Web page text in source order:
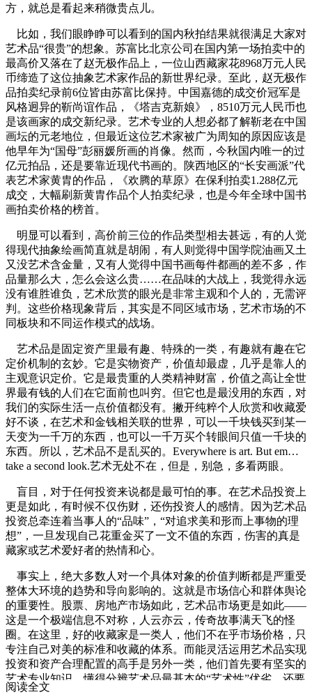
方，就总是看起来稍微贵点儿。
比如，我们眼睁睁可以看到的国内秋拍结果就很满足大家对
艺术品“很贵”的想象。苏富比北京公司在国内第一场拍卖中的
最高价又落在了赵无极作品上，一位山西藏家花8968万元人民
币缔造了这位抽象艺术家作品的新世界纪录。至此，赵无极作
品拍卖纪录前6位皆由苏富比保持。中国嘉德的成交价冠军是
风格迥异的靳尚谊作品，《塔吉克新娘》，8510万元人民币也
是该画家的成交新纪录。艺术专业的人想必都了解靳老在中国
画坛的元老地位，但最近这位艺术家被广为周知的原因应该是
他早年为“国母”彭丽媛所画的肖像。然而，今秋国内唯一的过
亿元拍品，还是要靠近现代书画的。陕西地区的“长安画派”代
表艺术家黄胄的作品，《欢腾的草原》在保利拍卖1.288亿元
成交，大幅刷新黄胄作品个人拍卖纪录，也是今年全球中国书
画拍卖价格的榜首。
明显可以看到，高价前三位的作品类型相去甚远，有的人觉
得现代抽象绘画简直就是胡闹，有人则觉得中国学院油画又土
又没艺术含金量，又有人觉得中国书画每件都画的差不多，作
品量那么大，怎么会这么贵……在品味的大战上，我觉得永远
没有谁胜谁负，艺术欣赏的眼光是非常主观和个人的，无需评
判。这些价格现象背后，其实是不同区域市场，艺术市场的不
同板块和不同运作模式的战场。
艺术品是固定资产里最有趣、特殊的一类，有趣就有趣在它
定价机制的玄妙。它是实物资产，价值却最虚，几乎是靠人的
主观意识定价。它是最贵重的人类精神财富，价值之高让全世
界最有钱的人们在它面前也叫穷。但它也是最没用的东西，对
我们的实际生活一点价值都没有。撇开纯粹个人欣赏和收藏爱
好不谈，在艺术和金钱相关联的世界，可以一千块钱买到某一
天变为一千万的东西，也可以一千万买个转眼间只值一千块的
东西。所以，艺术品不是乱买的。Everywhere is art. But em…
take a second look.艺术无处不在，但是，别急，多看两眼。
盲目，对于任何投资来说都是最可怕的事。在艺术品投资上
更是如此，有时候不仅伤财，还伤投资人的感情。因为艺术品
投资总牵连着当事人的“品味”，“对追求美和形而上事物的理
想”，一旦发现自己花重金买了一文不值的东西，伤害的真是
藏家或艺术爱好者的热情和心。
事实上，绝大多数人对一个具体对象的价值判断都是严重受
整体大环境的趋势和导向影响的。这就是市场信心和群体舆论
的重要性。股票、房地产市场如此，艺术品市场更是如此——
这是一个极端信息不对称，人云亦云，传奇故事满天飞的怪
圈。在这里，好的收藏家是一类人，他们不在乎市场价格，只
专注自己对美的标准和收藏的体系。而能灵活运用艺术品实现
投资和资产合理配置的高手是另外一类，他们首先要有坚实的
艺术专业知识，懂得分辨艺术品最基本的“艺术性”优劣，还要
掌握市场内部信息，有广泛的人脉和进退市场的渠道，了解各
阅读全文